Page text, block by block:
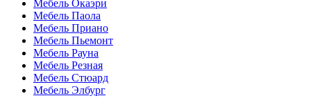
Мебель Окаэри
Мебель Паола
Мебель Приано
Мебель Пьемонт
Мебель Рауна
Мебель Резная
Мебель Стюард
Мебель Элбург